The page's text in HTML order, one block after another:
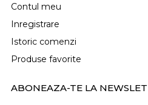
Contul meu
Inregistrare
Istoric comenzi
Produse favorite
ABONEAZA-TE LA